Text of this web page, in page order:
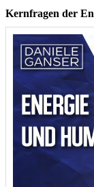
Kernfragen der